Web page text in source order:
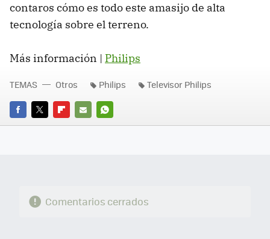
contaros cómo es todo este amasijo de alta
tecnología sobre el terreno.
Más información | Philips
FACEBOOK
TWITTERFLIPBOARD
E-
WHATSAPP
TEMAS Otros Philips Televisor Philips
Comentarios cerrados